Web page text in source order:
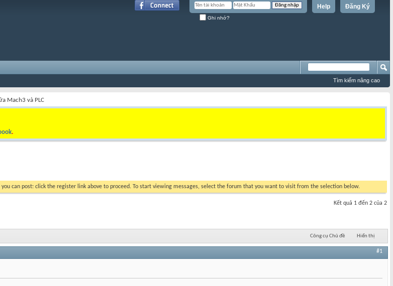
Đăng Ký
Help
Ghi nhớ?
Tìm kiếm nâng cao
Mach3 và PLC
.
you can post: click the register link above to proceed. To start viewing messages, select the forum that you want to visit from the selection below.
Kết quả 1 đến 2 của 2
Công cụ Chủ đề Hiển thị
#1